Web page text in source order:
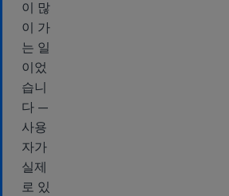
이 많
이 가
는 일
이었
습니
다 —
사용
자가
실제
로 있